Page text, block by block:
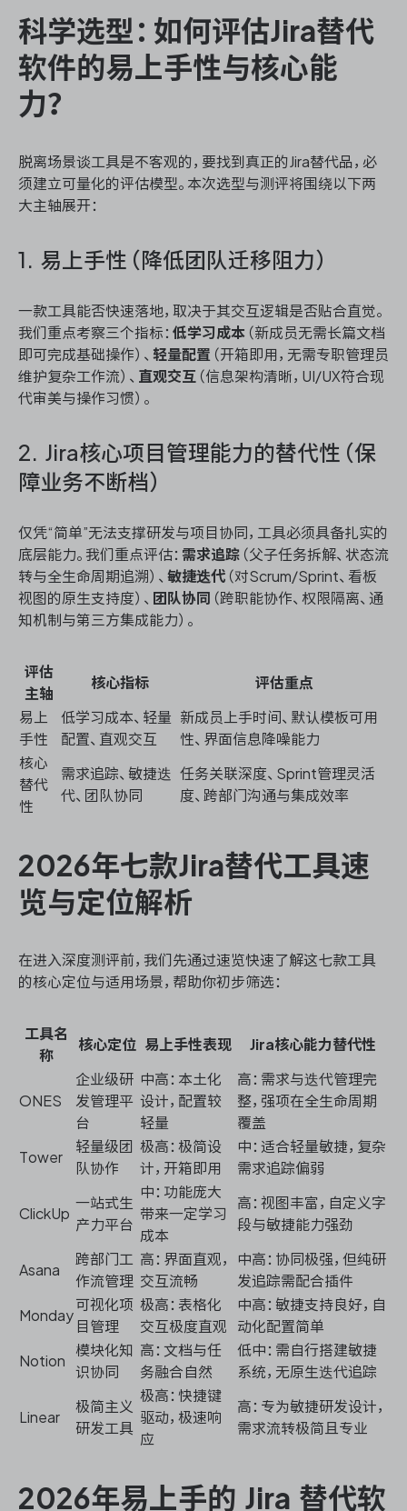
科学选型：如何评估Jira替代
软件的易上手性与核心能
力？
脱离场景谈工具是不客观的，要找到真正的Jira替代品，必
须建立可量化的评估模型。本次选型与测评将围绕以下两
大主轴展开：
1. 易上手性（降低团队迁移阻力）
一款工具能否快速落地，取决于其交互逻辑是否贴合直觉。
我们重点考察三个指标： 低学习成本 （新成员无需长篇文档
即可完成基础操作）、 轻量配置 （开箱即用，无需专职管理员
维护复杂工作流）、 直观交互 （信息架构清晰，UI/UX符合现
代审美与操作习惯）。
2. Jira核心项目管理能力的替代性（保
障业务不断档）
仅凭“简单”无法支撑研发与项目协同，工具必须具备扎实的
底层能力。我们重点评估： 需求追踪 （父子任务拆解、状态流
转与全生命周期追溯）、 敏捷迭代 （对Scrum/Sprint、看板
视图的原生支持度）、 团队协同 （跨职能协作、权限隔离、通
知机制与第三方集成能力）。
评估
主轴
核心指标 评估重点
易上
手性
低学习成本、轻量
配置、直观交互
新成员上手时间、默认模板可用
性、界面信息降噪能力
核心
替代
性
需求追踪、敏捷迭
代、团队协同
任务关联深度、Sprint管理灵活
度、跨部门沟通与集成效率
2026年七款Jira替代工具速
览与定位解析
在进入深度测评前，我们先通过速览快速了解这七款工具
的核心定位与适用场景，帮助你初步筛选：
工具名
称
核心定位 易上手性表现 Jira核心能力替代性
ONES
企业级研
发管理平
台
中高：本土化
设计，配置较
轻量
高：需求与迭代管理完
整，强项在全生命周期
覆盖
Tower
轻量级团
队协作
极高：极简设
计，开箱即用
中：适合轻量敏捷，复杂
需求追踪偏弱
ClickUp
一站式生
产力平台
中：功能庞大
带来一定学习
成本
高：视图丰富，自定义字
段与敏捷能力强劲
Asana
跨部门工
作流管理
高：界面直观，
交互流畅
中高：协同极强，但纯研
发追踪需配合插件
Monday
可视化项
目管理
极高：表格化
交互极度直观
中高：敏捷支持良好，自
动化配置简单
Notion
模块化知
识协同
高：文档与任
务融合自然
低中：需自行搭建敏捷
系统，无原生迭代追踪
Linear
极简主义
研发工具
极高：快捷键
驱动，极速响
应
高：专为敏捷研发设计，
需求流转极简且专业
2026年易上手的 Jira 替代软